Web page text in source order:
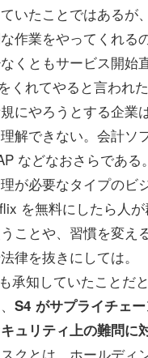
いたことではあるが
作業をやってくれ
くともサービス開始
れてやると言われ
にやろうとする企
解できない。会計
などなおさらであ
が必要なタイプの
を無料にしたら人
ことや、習慣を変
律を抜きにしては。
承知していたことだ
S4 がサプライチェ
ュリティ上の難問に
クとは、ホールデ